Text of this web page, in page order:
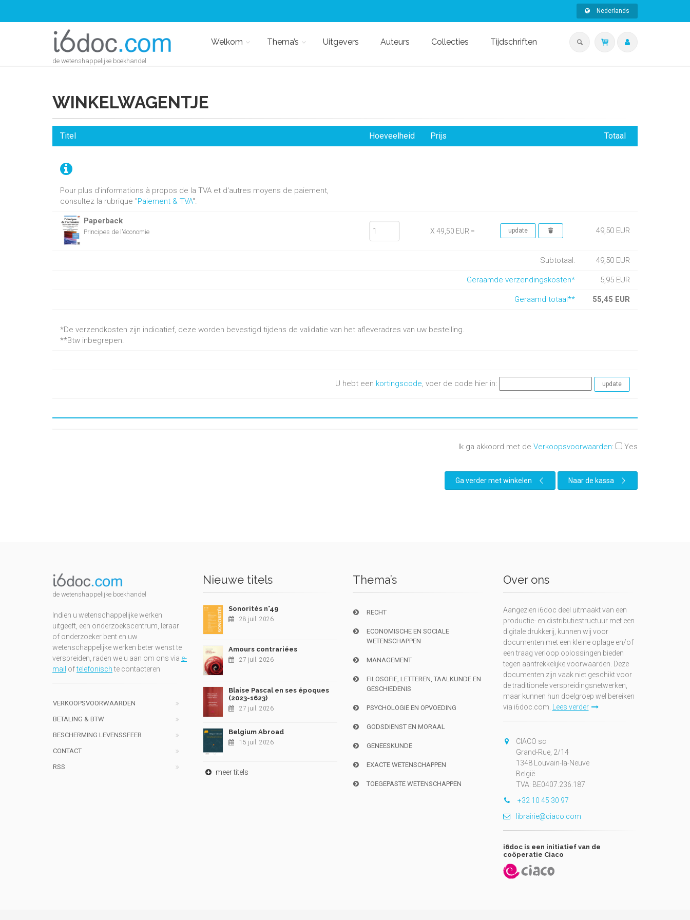
Nederlands
de wetenshappelijke boekhandel
Welkom Thema’s Uitgevers Auteurs Collecties Tijdschriften
WINKELWAGENTJE
Pour plus d'informations à propos de la TVA et d'autres moyens de paiement,
consultez la rubrique "Paiement & TVA".
Titel Hoeveelheid Prijs Totaal
Paperback
Principes de l'économie X 49,50 EUR = 49,50 EUR
Subtotaal: 49,50 EUR
Geraamde verzendingskosten* 5,95 EUR
Geraamd totaal** 55,45 EUR
*De verzendkosten zijn indicatief, deze worden bevestigd tijdens de validatie van het afleveradres van uw bestelling.
**Btw inbegrepen.
U hebt een kortingscode, voer de code hier in:
Ik ga akkoord met de Verkoopsvoorwaarden: Yes
Ga verder met winkelen Naar de kassa
de wetenshappelijke boekhandel
Indien u wetenschappelijke werken
uitgeeft, een onderzoekscentrum, leraar
of onderzoeker bent en uw
wetenschappelijke werken beter wenst te
verspreiden, raden we u aan om ons via e-
mail oftelefonischte contacteren
VERKOOPSVOORWAARDEN
BETALING & BTW
BESCHERMING LEVENSSFEER
CONTACT
RSS
Nieuwe titels
Sonorités n°49
28 juil. 2026
Amours contrariées
27 juil. 2026
Blaise Pascal en ses époques
(2023-1623)
27 juil. 2026
Belgium Abroad
15 juil. 2026
meer titels
Thema’s
RECHT
ECONOMISCHE EN SOCIALE
WETENSCHAPPEN
MANAGEMENT
FILOSOFIE, LETTEREN, TAALKUNDE EN
GESCHIEDENIS
PSYCHOLOGIE EN OPVOEDING
GODSDIENST EN MORAAL
GENEESKUNDE
EXACTE WETENSCHAPPEN
TOEGEPASTE WETENSCHAPPEN
Over ons
Aangezien i6doc deel uitmaakt van een
productie- en distributiestructuur met een
digitale drukkerij, kunnen wij voor
documenten met een kleine oplage en/of
een traag verloop oplossingen bieden
tegen aantrekkelijke voorwaarden. Deze
documenten zijn vaak niet geschikt voor
de traditionele verspreidingsnetwerken,
maar kunnen hun doelgroep wel bereiken
via i6doc.com.
Lees verder
CIACO sc
Grand-Rue, 2/14
1348 Louvain-la-Neuve
België
TVA: BE0407.236.187
+32 10 45 30 97
librairie@ciaco.com
i6doc is een initiatief van de
coöperatie Ciaco